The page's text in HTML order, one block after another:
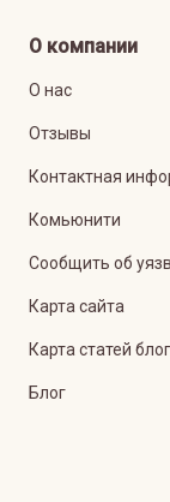
О компании
О нас
Отзывы
Контактная
Комьюнити
Сообщить об
Карта сайта
Карта статей
Блог